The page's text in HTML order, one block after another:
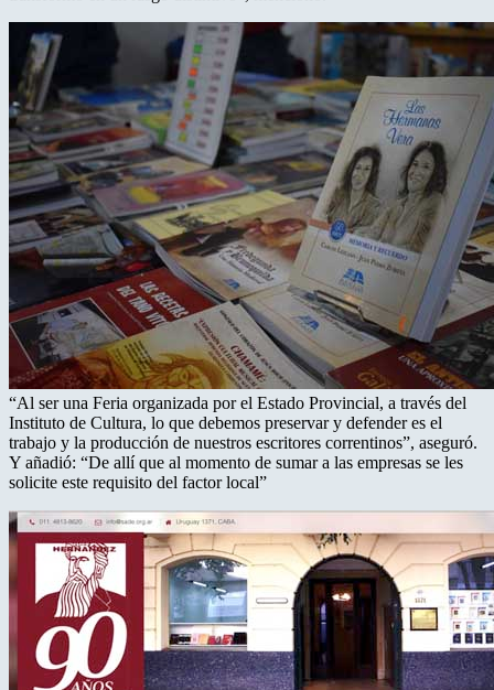
“Al ser una Feria organizada por el Estado Provincial, a través del
Instituto de Cultura, lo que debemos preservar y defender es el
trabajo y la producción de nuestros escritores correntinos”, aseguró.
Y añadió: “De allí que al momento de sumar a las empresas se les
solicite este requisito del factor local”